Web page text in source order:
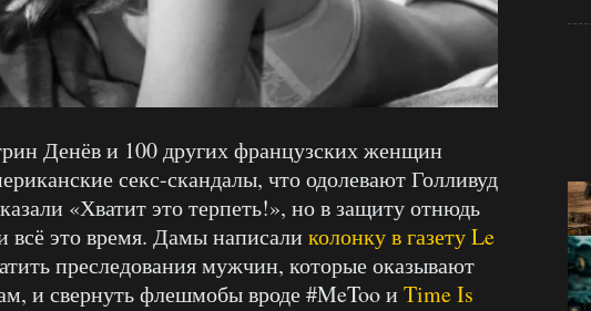
Денёв и 100 других французских женщин
секс-скандалы, что одолевают Голливуд
«Хватит это терпеть!», но в защиту отнюдь
всё это время. Дамы написали колонку в газету Le
преследования мужчин, которые оказывают
и свернуть флешмобы вроде #MeToo и Time Is